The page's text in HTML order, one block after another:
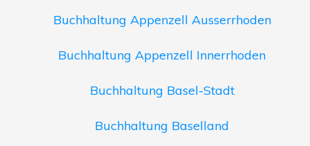
Buchhaltung Appenzell Ausserrhoden
Buchhaltung Appenzell Innerrhoden
Buchhaltung Basel-Stadt
Buchhaltung Baselland